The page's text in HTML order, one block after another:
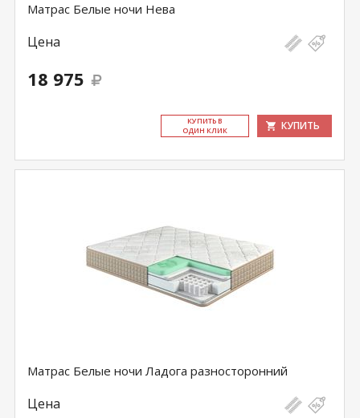
Матрас Белые ночи Нева
Цена
18 975
КУ­ПИТЬ В
ОДИН КЛИК
КУПИТЬ
Матрас Белые ночи Ладога разносторонний
Цена